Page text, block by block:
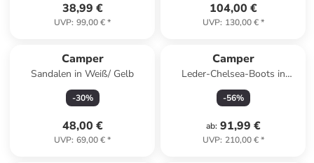
38,99 €
UVP: 99,00 €*
104,00 €
UVP: 130,00 €*
Camper
Sandalen in Weiß/ Gelb
-30%
48,00 €
UVP: 69,00 €*
Camper
Leder-Chelsea-Boots in
Schwarz
-56%
ab: 91,99 €
UVP: 210,00 €*